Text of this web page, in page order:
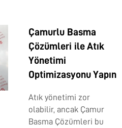
Çamurlu Basma
Çözümleri ile Atık
Yönetimi
Optimizasyonu Yapın
Atık yönetimi zor
olabilir, ancak Çamur
Basma Çözümleri bu